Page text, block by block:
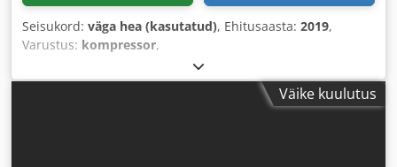
Seisukord: väga hea (kasutatud), Ehitusaasta: 2019,
Varustus: kompressor,
Väike kuulutus